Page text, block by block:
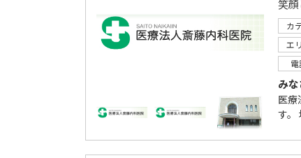
笑
カ
エ
み
医療
す。